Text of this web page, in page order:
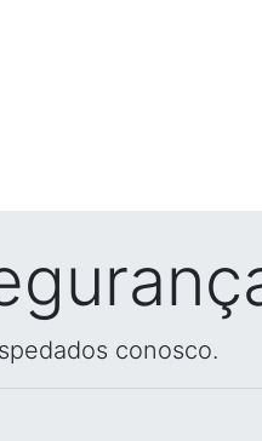
conosco.